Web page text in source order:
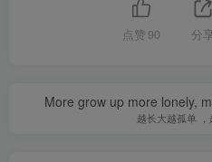
点赞 90 分
More grow up more lonely,
越长大越孤单